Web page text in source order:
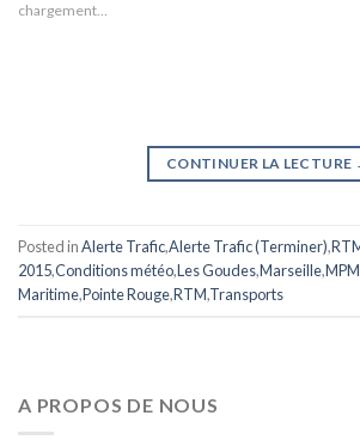
chargement…
CONTINUER LA LECTURE
Posted inAlerte Trafic,Alerte Trafic (Terminer),
2015,Conditions météo,Les Goudes,Marseille,MPM
Maritime,Pointe Rouge,RTM,Transports
A PROPOS DE NOUS